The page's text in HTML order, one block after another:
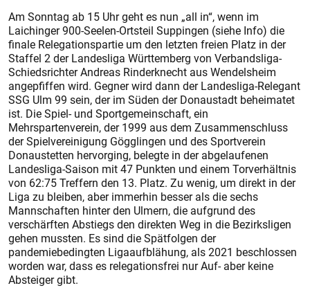
Am Sonntag ab 15 Uhr geht es nun „all in“, wenn im
Laichinger 900-Seelen-Ortsteil Suppingen (siehe Info) die
finale Relegationspartie um den letzten freien Platz in der
Staffel 2 der Landesliga Württemberg von Verbandsliga-
Schiedsrichter Andreas Rinderknecht aus Wendelsheim
angepfiffen wird. Gegner wird dann der Landesliga-Relegant
SSG Ulm 99 sein, der im Süden der Donaustadt beheimatet
ist. Die Spiel- und Sportgemeinschaft, ein
Mehrspartenverein, der 1999 aus dem Zusammenschluss
der Spielvereinigung Gögglingen und des Sportverein
Donaustetten hervorging, belegte in der abgelaufenen
Landesliga-Saison mit 47 Punkten und einem Torverhältnis
von 62:75 Treffern den 13. Platz. Zu wenig, um direkt in der
Liga zu bleiben, aber immerhin besser als die sechs
Mannschaften hinter den Ulmern, die aufgrund des
verschärften Abstiegs den direkten Weg in die Bezirksligen
gehen mussten. Es sind die Spätfolgen der
pandemiebedingten Ligaaufblähung, als 2021 beschlossen
worden war, dass es relegationsfrei nur Auf- aber keine
Absteiger gibt.